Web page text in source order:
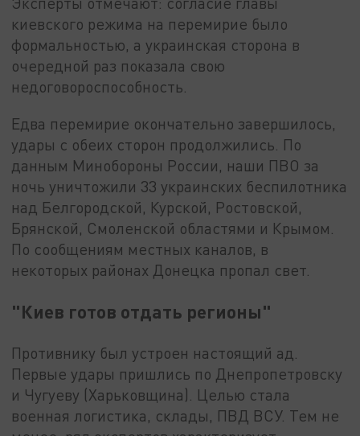
киевского режима на перемирие было
формальностью, а украинская сторона в
очередной раз показала свою
недоговороспособность.
Едва перемирие окончательно завершилось,
удары с обеих сторон продолжились. По
данным Минобороны России, наши ПВО за
ночь уничтожили 33 украинских беспилотника
над Белгородской, Курской, Ростовской,
Брянской, Смоленской областями и Крымом.
По сообщениям местных каналов, в
некоторых районах Донецка пропал свет.
"Киев готов отдать регионы"
Противнику был устроен настоящий ад.
Первые удары пришлись по Днепропетровску
и Чугуеву (Харьковщина). Целью стала
военная логистика, склады, ПВД ВСУ. Тем не